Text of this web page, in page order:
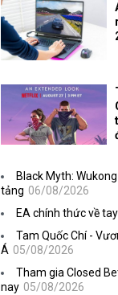
Black Myth:
tảng 06/08/2026
EA chính thức về
Tam Quốc Chí -
Á 05/08/2026
Tham gia Closed
nay 05/08/2026